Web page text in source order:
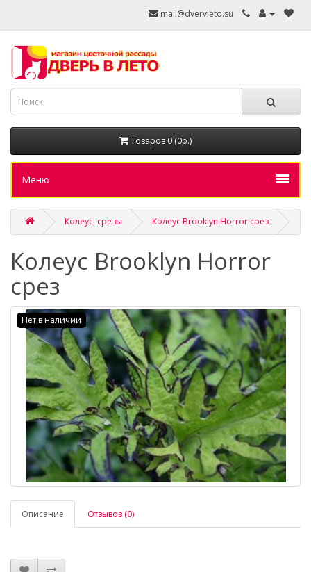
mail@dvervleto.su
Товаров 0 (0р.)
Меню
Колеус, срезы Колеус Brooklyn Horror срез
Колеус Brooklyn Horror
срез
Нет в наличии
Описание Отзывов (0)